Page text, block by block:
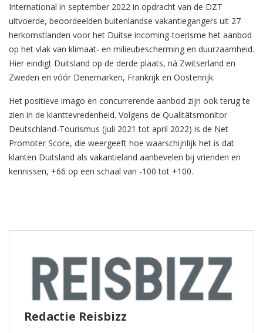
International in september 2022 in opdracht van de DZT
uitvoerde, beoordeelden buitenlandse vakantiegangers uit 27
herkomstlanden voor het Duitse incoming-toerisme het aanbod
op het vlak van klimaat- en milieubescherming en duurzaamheid.
Hier eindigt Duitsland op de derde plaats, ná Zwitserland en
Zweden en vóór Denemarken, Frankrijk en Oostenrijk.
Het positieve imago en concurrerende aanbod zijn ook terug te
zien in de klanttevredenheid. Volgens de Qualitätsmonitor
Deutschland-Tourismus (juli 2021 tot april 2022) is de Net
Promoter Score, die weergeeft hoe waarschijnlijk het is dat
klanten Duitsland als vakantieland aanbevelen bij vrienden en
kennissen, +66 op een schaal van -100 tot +100.
Redactie Reisbizz